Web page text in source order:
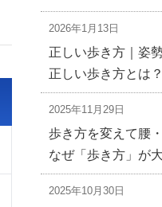
2026年1月13日
正しい歩き方｜姿
正しい歩き方とは
2025年11月29日
歩き方を変えて腰
なぜ「歩き方」が
2025年10月30日